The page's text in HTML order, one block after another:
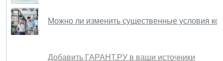
Можно ли изменить существенные условия
Добавить ГАРАНТ.РУ в ваши источники